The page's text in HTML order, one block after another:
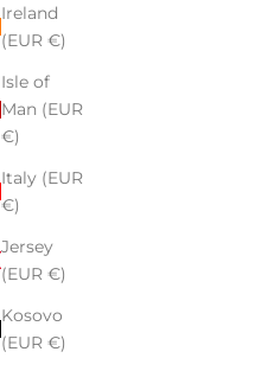
Ireland
(EUR €)
Isle of
Man (EUR
€)
Italy (EUR
€)
Jersey
(EUR €)
Kosovo
(EUR €)